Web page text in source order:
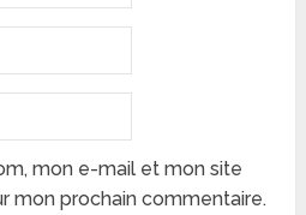
mon e-mail et mon site
mon prochain commentaire.